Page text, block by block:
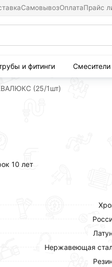
СамовывозОплатаПрайс
и фитинги
(25/1шт)
10 лет
Нержавеющая